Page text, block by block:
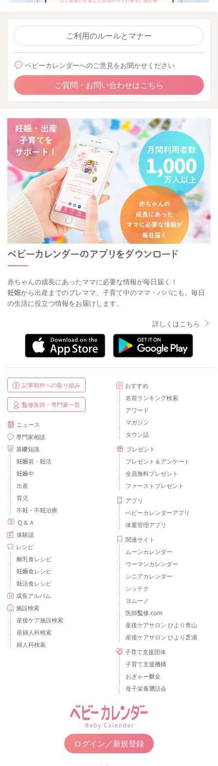
ご利用のルールとマナー
ベビーカレンダーへのご意見をお聞かせください
ご質問・お問い合わせはこちら
赤ちゃんの成長にあったママに必要な情報が毎日届く！
妊娠から出産までのプレママ、子育て中のママ・パパにも、毎日
の生活に役立つ情報をお届けします。
詳しくはこちら
記事制作への取り組み
監修医師・専門家一覧
ニュース
専門家相談
基礎知識
妊娠前・妊活
妊娠中
出産
育児
不妊・不妊治療
Ｑ＆Ａ
体験談
レシピ
離乳食レシピ
妊娠食レシピ
妊活食レシピ
成長アルバム
施設検索
産後ケア施設検索
産婦人科検索
婦人科検索
おすすめ
名前ランキング検索
アワード
マガジン
タウン誌
プレゼント
プレゼント＆アンケート
全員無料プレゼント
ファーストプレゼント
アプリ
ベビーカレンダーアプリ
体重管理アプリ
関連サイト
ムーンカレンダー
ウーマンカレンダー
シニアカレンダー
シッテク
ヨムーノ
医師監修.com
産後ケアサロン ひより青山
産後ケアサロン ひより芝浦
子育て支援団体
子育て支援機構
おぎゃー献金
母子栄養懇話会
ログイン／新規登録